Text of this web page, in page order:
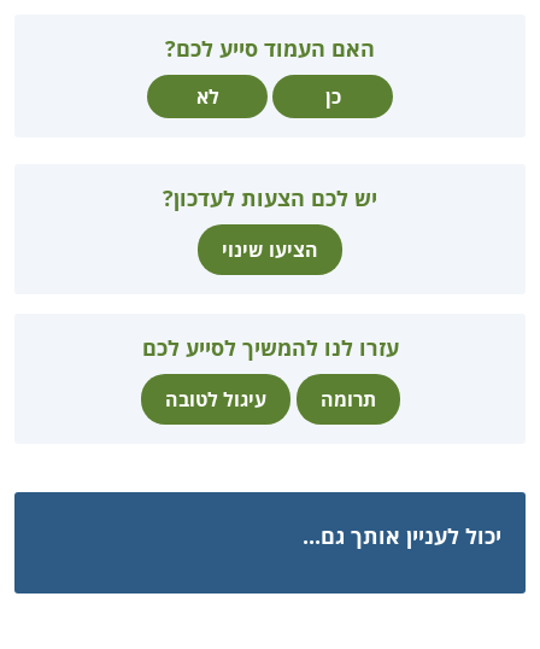
האם העמוד סייע לכם?
כן לא
יש לכם הצעות לעדכון?
הציעו שינוי
עזרו לנו להמשיך לסייע לכם
תרומה עיגול לטובה
יכול לעניין אותך גם...